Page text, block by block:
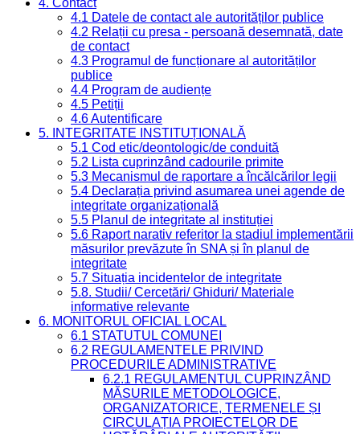
4. Contact
4.1 Datele de contact ale autorităților publice
4.2 Relații cu presa - persoană desemnată, date
de contact
4.3 Programul de funcționare al autorităților
publice
4.4 Program de audiențe
4.5 Petiții
4.6 Autentificare
5. INTEGRITATE INSTITUȚIONALĂ
5.1 Cod etic/deontologic/de conduită
5.2 Lista cuprinzând cadourile primite
5.3 Mecanismul de raportare a încălcărilor legii
5.4 Declarația privind asumarea unei agende de
integritate organizațională
5.5 Planul de integritate al instituției
5.6 Raport narativ referitor la stadiul implementării
măsurilor prevăzute în SNA și în planul de
integritate
5.7 Situația incidentelor de integritate
5.8. Studii/ Cercetări/ Ghiduri/ Materiale
informative relevante
6. MONITORUL OFICIAL LOCAL
6.1 STATUTUL COMUNEI
6.2 REGULAMENTELE PRIVIND
PROCEDURILE ADMINISTRATIVE
6.2.1 REGULAMENTUL CUPRINZÂND
MĂSURILE METODOLOGICE,
ORGANIZATORICE, TERMENELE ȘI
CIRCULAȚIA PROIECTELOR DE